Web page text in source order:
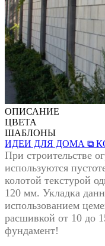
ОПИСАНИЕ
ЦВЕТА
ШАБЛОНЫ
ИДЕИ ДЛЯ ДОМА ⧉
При строительстве
используются
колотой текстурой
120 мм. Укладка
использованием
расшивкой от 10 до
фундамент!